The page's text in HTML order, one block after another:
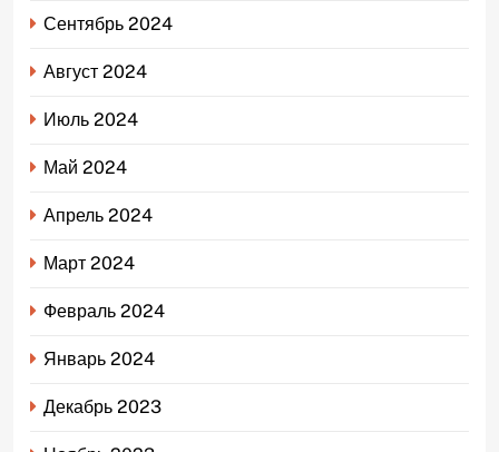
Сентябрь 2024
Август 2024
Июль 2024
Май 2024
Апрель 2024
Март 2024
Февраль 2024
Январь 2024
Декабрь 2023